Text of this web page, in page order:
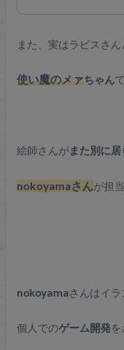
また、実はラピスさ
使い魔のメァちゃん
絵師さんがまた別に居
nokoyamaさんが担
nokoyamaさんはイ
個人でのゲーム開発を